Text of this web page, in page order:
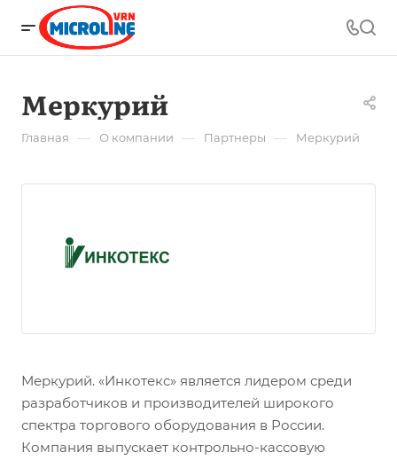
Меркурий
Главная — О компании — Партнеры — Меркурий
Меркурий. «Инкотекс» является лидером среди
разработчиков и производителей широкого
спектра торгового оборудования в России.
Компания выпускает контрольно-кассовую